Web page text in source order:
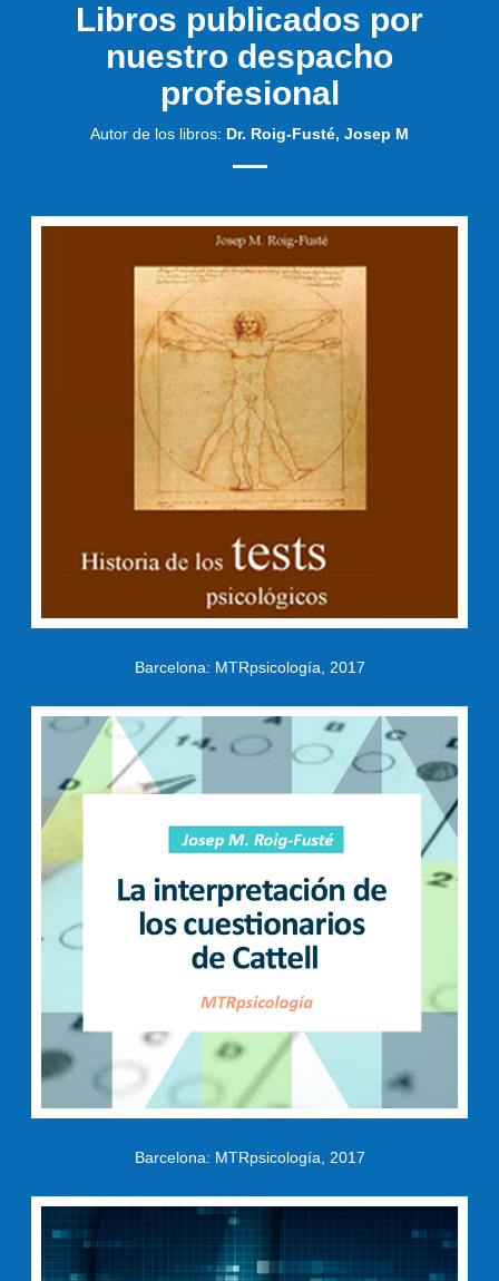
Libros publicados por
nuestro despacho
profesional
Autor de los libros: Dr. Roig-Fusté, Josep M
Barcelona: MTRpsicología, 2017
Barcelona: MTRpsicología, 2017